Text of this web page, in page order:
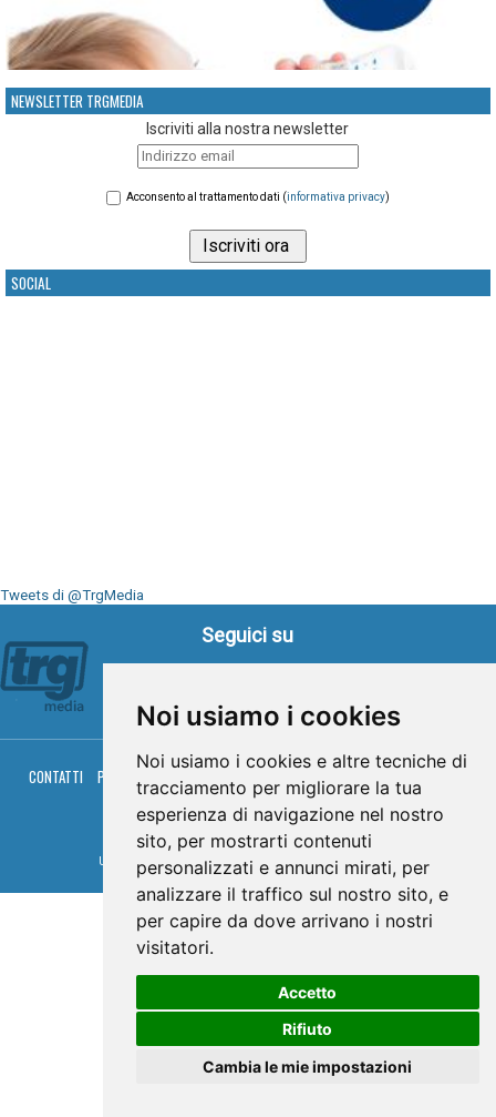
Noi usiamo i cookies
Noi usiamo i cookies e altre tecniche di
tracciamento per migliorare la tua
esperienza di navigazione nel nostro
sito, per mostrarti contenuti
personalizzati e annunci mirati, per
analizzare il traffico sul nostro sito, e
per capire da dove arrivano i nostri
visitatori.
Accetto
Rifiuto
Cambia le mie impostazioni
NEWSLETTER TRGMEDIA
Iscriviti alla nostra newsletter
Acconsento al trattamento dati (informativa privacy)
SOCIAL
Tweets di @TrgMedia
Seguici su
CONTATTI PRIVACY COOKIES PALINSESTO DIRETTA TV
DIRETTA RADIO
RGM HITRADIO
© TRG Media 2005-2026
Umbria Televisioni s.r.l. - P.I.00496230541 - www.trgmedia.it- Powered by